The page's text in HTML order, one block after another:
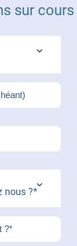
sur
nous ?*